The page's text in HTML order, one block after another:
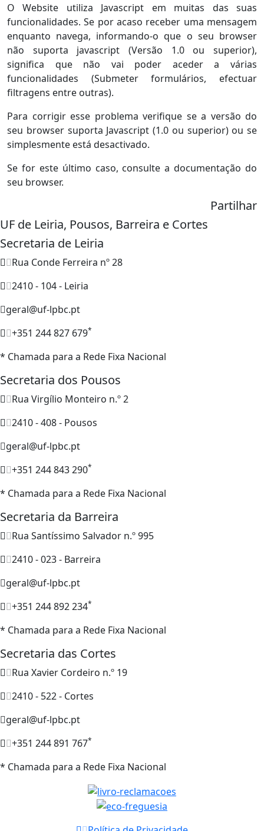
O Website utiliza Javascript em muitas das suas
funcionalidades. Se por acaso receber uma mensagem
enquanto navega, informando-o que o seu browser
não suporta javascript (Versão 1.0 ou superior),
significa que não vai poder aceder a várias
funcionalidades (Submeter formulários, efectuar
filtragens entre outras).
Para corrigir esse problema verifique se a versão do
seu browser suporta Javascript (1.0 ou superior) ou se
simplesmente está desactivado.
Se for este último caso, consulte a documentação do
seu browser.
Partilhar
UF de Leiria, Pousos, Barreira e Cortes
Secretaria de Leiria
Rua Conde Ferreira nº 28
2410 - 104 - Leiria
geral@uf-lpbc.pt
+351 244 827 679*
* Chamada para a Rede Fixa Nacional
Secretaria dos Pousos
Rua Virgílio Monteiro n.º 2
2410 - 408 - Pousos
geral@uf-lpbc.pt
+351 244 843 290*
* Chamada para a Rede Fixa Nacional
Secretaria da Barreira
Rua Santíssimo Salvador n.º 995
2410 - 023 - Barreira
geral@uf-lpbc.pt
+351 244 892 234*
* Chamada para a Rede Fixa Nacional
Secretaria das Cortes
Rua Xavier Cordeiro n.º 19
2410 - 522 - Cortes
geral@uf-lpbc.pt
+351 244 891 767*
* Chamada para a Rede Fixa Nacional